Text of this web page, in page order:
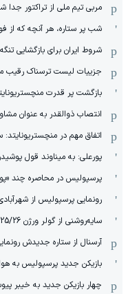
مربی تیم ملی از تراکتور جدا
شب پر ستاره، هر آنچه که از
شروط ایران برای بازگشایی
جزییات لیست ترسناک رقیب
بازگشت پر قدرت
انتصاب ذوالقدر به عنوان
اتفاق مهم در
پورعلی: به میناوند قول پوشیدن 11 پرسپولیس داده
پرسپولیس در محاصره چند
رونمایی پرسپولیس از
سایه‌روشنی از گولر ورژن 2025/26
آرسنال از ستاره جدیدش
بازیکن جدید پرسپولیس به
چهار بازیکن جدید به خیبر